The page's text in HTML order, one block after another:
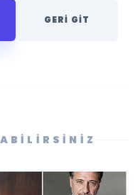
GERI GIT